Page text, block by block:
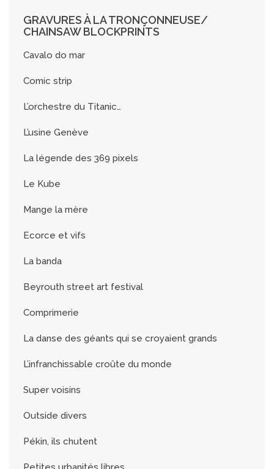
GRAVURES À LA TRONÇONNEUSE/
CHAINSAW BLOCKPRINTS
Cavalo do mar
Comic strip
L’orchestre du Titanic…
L’usine Genève
La légende des 369 pixels
Le Kube
Mange la mère
Ecorce et vifs
La banda
Beyrouth street art festival
Comprimerie
La danse des géants qui se croyaient grands
L’infranchissable croûte du monde
Super voisins
Outside divers
Pékin, ils chutent